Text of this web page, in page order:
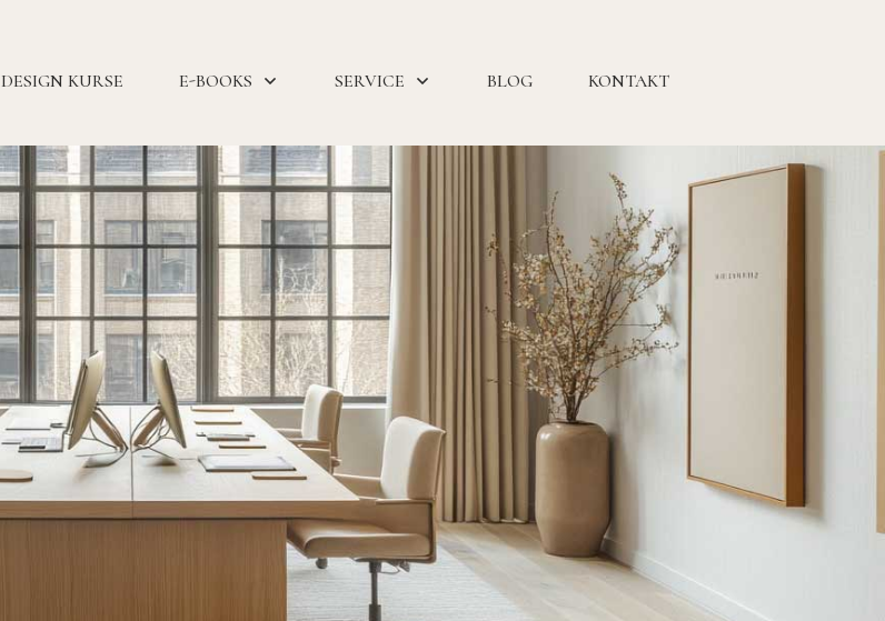
DESIGN KURSE E-BOOKS SERVICE BLOG KONTAKT